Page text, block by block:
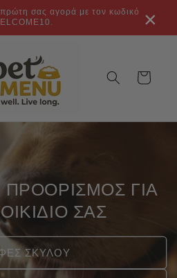
σας αγορά με τον κωδικό
Καλάθι
ΓΙΑ
ΣΑΣ
ΣΚΥΛΟΥ
×